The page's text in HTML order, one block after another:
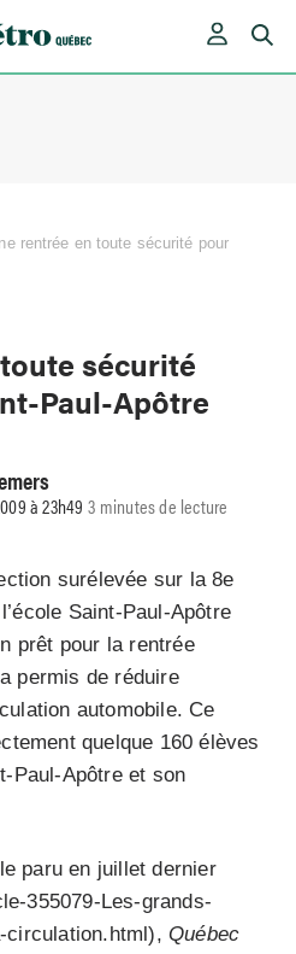
rentrée en toute sécurité pour
sécurité
Paul-Apôtre
à 23h49 3 minutes de lecture
surélevée sur la 8e
Saint-Paul-Apôtre
prêt pour la rentrée
permis de réduire
automobile. Ce
quelque 160 élèves
Paul-Apôtre et son
paru en juillet dernier
355079-Les-grands-
circulation.html),Québec